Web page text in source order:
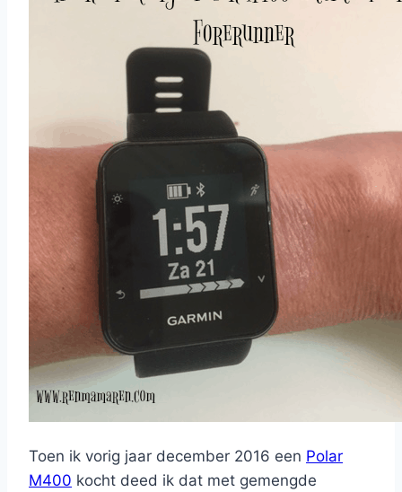
Toen ik vorig jaar december 2016 een Polar
M400 kocht deed ik dat met gemengde